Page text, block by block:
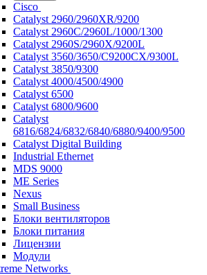
Cisco
Catalyst 2960/2960XR/9200
Catalyst 2960C/2960L/1000/1300
Catalyst 2960S/2960X/9200L
Catalyst 3560/3650/C9200CX/9300L
Catalyst 3850/9300
Catalyst 4000/4500/4900
Catalyst 6500
Catalyst 6800/9600
Catalyst
6816/6824/6832/6840/6880/9400/9500
Catalyst Digital Building
Industrial Ethernet
MDS 9000
ME Series
Nexus
Small Business
Блоки вентиляторов
Блоки питания
Лицензии
Модули
Networks